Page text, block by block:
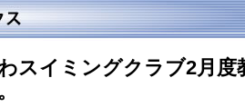
スイミングクラブ2月度